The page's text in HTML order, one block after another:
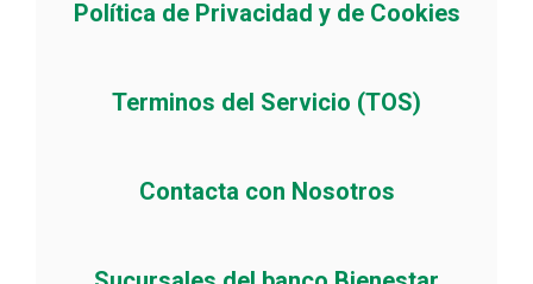
Política de Privacidad y de Cookies
Terminos del Servicio (TOS)
Contacta con Nosotros